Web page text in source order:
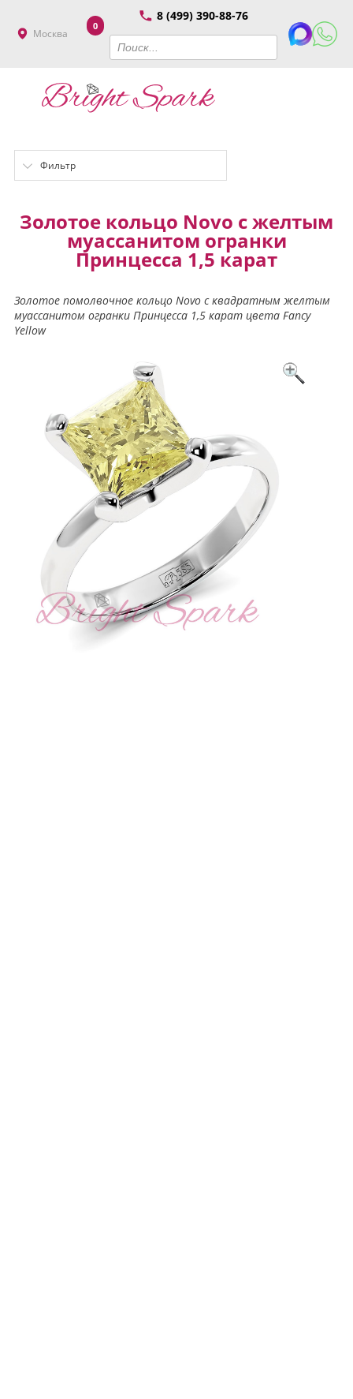
Москва
8 (499) 390-88-76
0
Фильтр
Золотое кольцо Novo с желтым
муассанитом огранки
Принцесса 1,5 карат
Золотое помолвочное кольцо Novo с квадратным желтым
муассанитом огранки Принцесса 1,5 карат цвета Fancy
Yellow